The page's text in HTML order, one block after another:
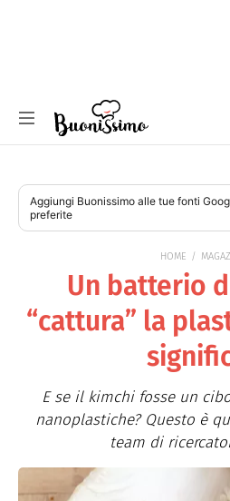
Aggiungi Buonissimo alle tue fonti
preferite
HOME
Un batterio
“cattura” la
E se il kimchi fosse un
nanoplastiche? Questo è
team di